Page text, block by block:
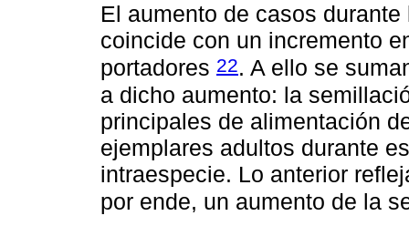
El aumento de casos
coincide con un incremento
portadores 22. A ello se
a dicho aumento: la
principales de alimentación
ejemplares adultos durante
intraespecie. Lo anterior
por ende, un aumento de la